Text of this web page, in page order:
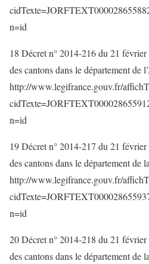
n=id
18 Décret n° 2014-216 du 21
des cantons dans le département de
http://www.legifrance.gouv.fr/
n=id
19 Décret n° 2014-217 du 21
des cantons dans le département de
http://www.legifrance.gouv.fr/
n=id
20 Décret n° 2014-218 du 21
des cantons dans le département de